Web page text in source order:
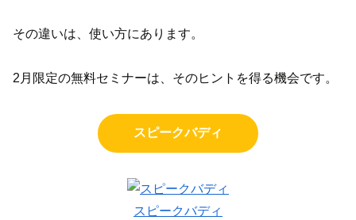
その違いは、使い方にあります。
2月限定の無料セミナーは、そのヒントを得る機会です。
スピークバディ
スピークバディ